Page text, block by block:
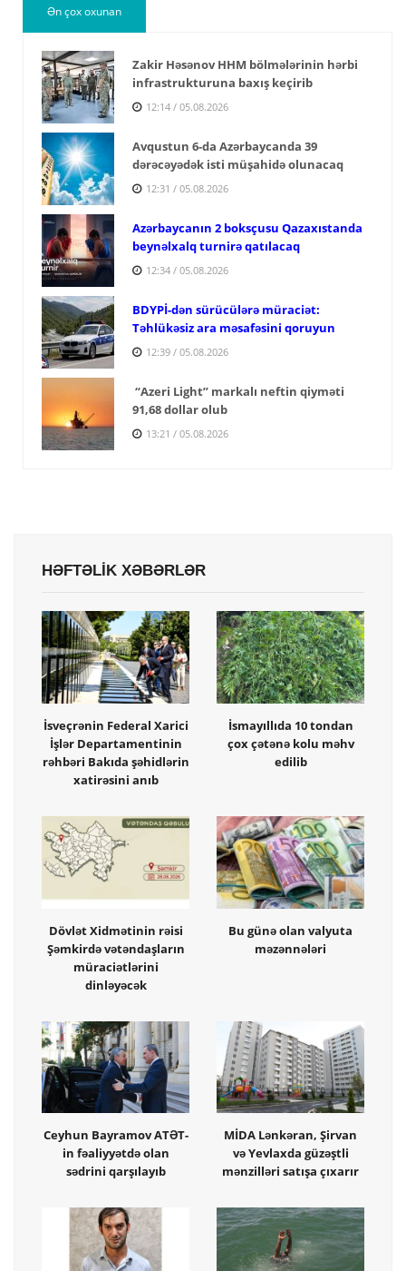
Ən çox oxunan
Zakir Həsənov HHM bölmələrinin hərbi
infrastrukturuna baxış keçirib
12:14 / 05.08.2026
Avqustun 6-da Azərbaycanda 39
dərəcəyədək isti müşahidə olunacaq
12:31 / 05.08.2026
Azərbaycanın 2 boksçusu Qazaxıstanda
beynəlxalq turnirə qatılacaq
12:34 / 05.08.2026
BDYPİ-dən sürücülərə müraciət:
Təhlükəsiz ara məsafəsini qoruyun
12:39 / 05.08.2026
“Azeri Light” markalı neftin qiyməti
91,68 dollar olub
13:21 / 05.08.2026
HƏFTƏLİK XƏBƏRLƏR
İsveçrənin Federal Xarici
İşlər Departamentinin
rəhbəri Bakıda şəhidlərin
xatirəsini anıb
İsmayıllıda 10 tondan
çox çətənə kolu məhv
edilib
Dövlət Xidmətinin rəisi
Şəmkirdə vətəndaşların
müraciətlərini
dinləyəcək
Bu günə olan valyuta
məzənnələri
Ceyhun Bayramov ATƏT-
in fəaliyyətdə olan
sədrini qarşılayıb
MİDA Lənkəran, Şirvan
və Yevlaxda güzəştli
mənzilləri satışa çıxarır